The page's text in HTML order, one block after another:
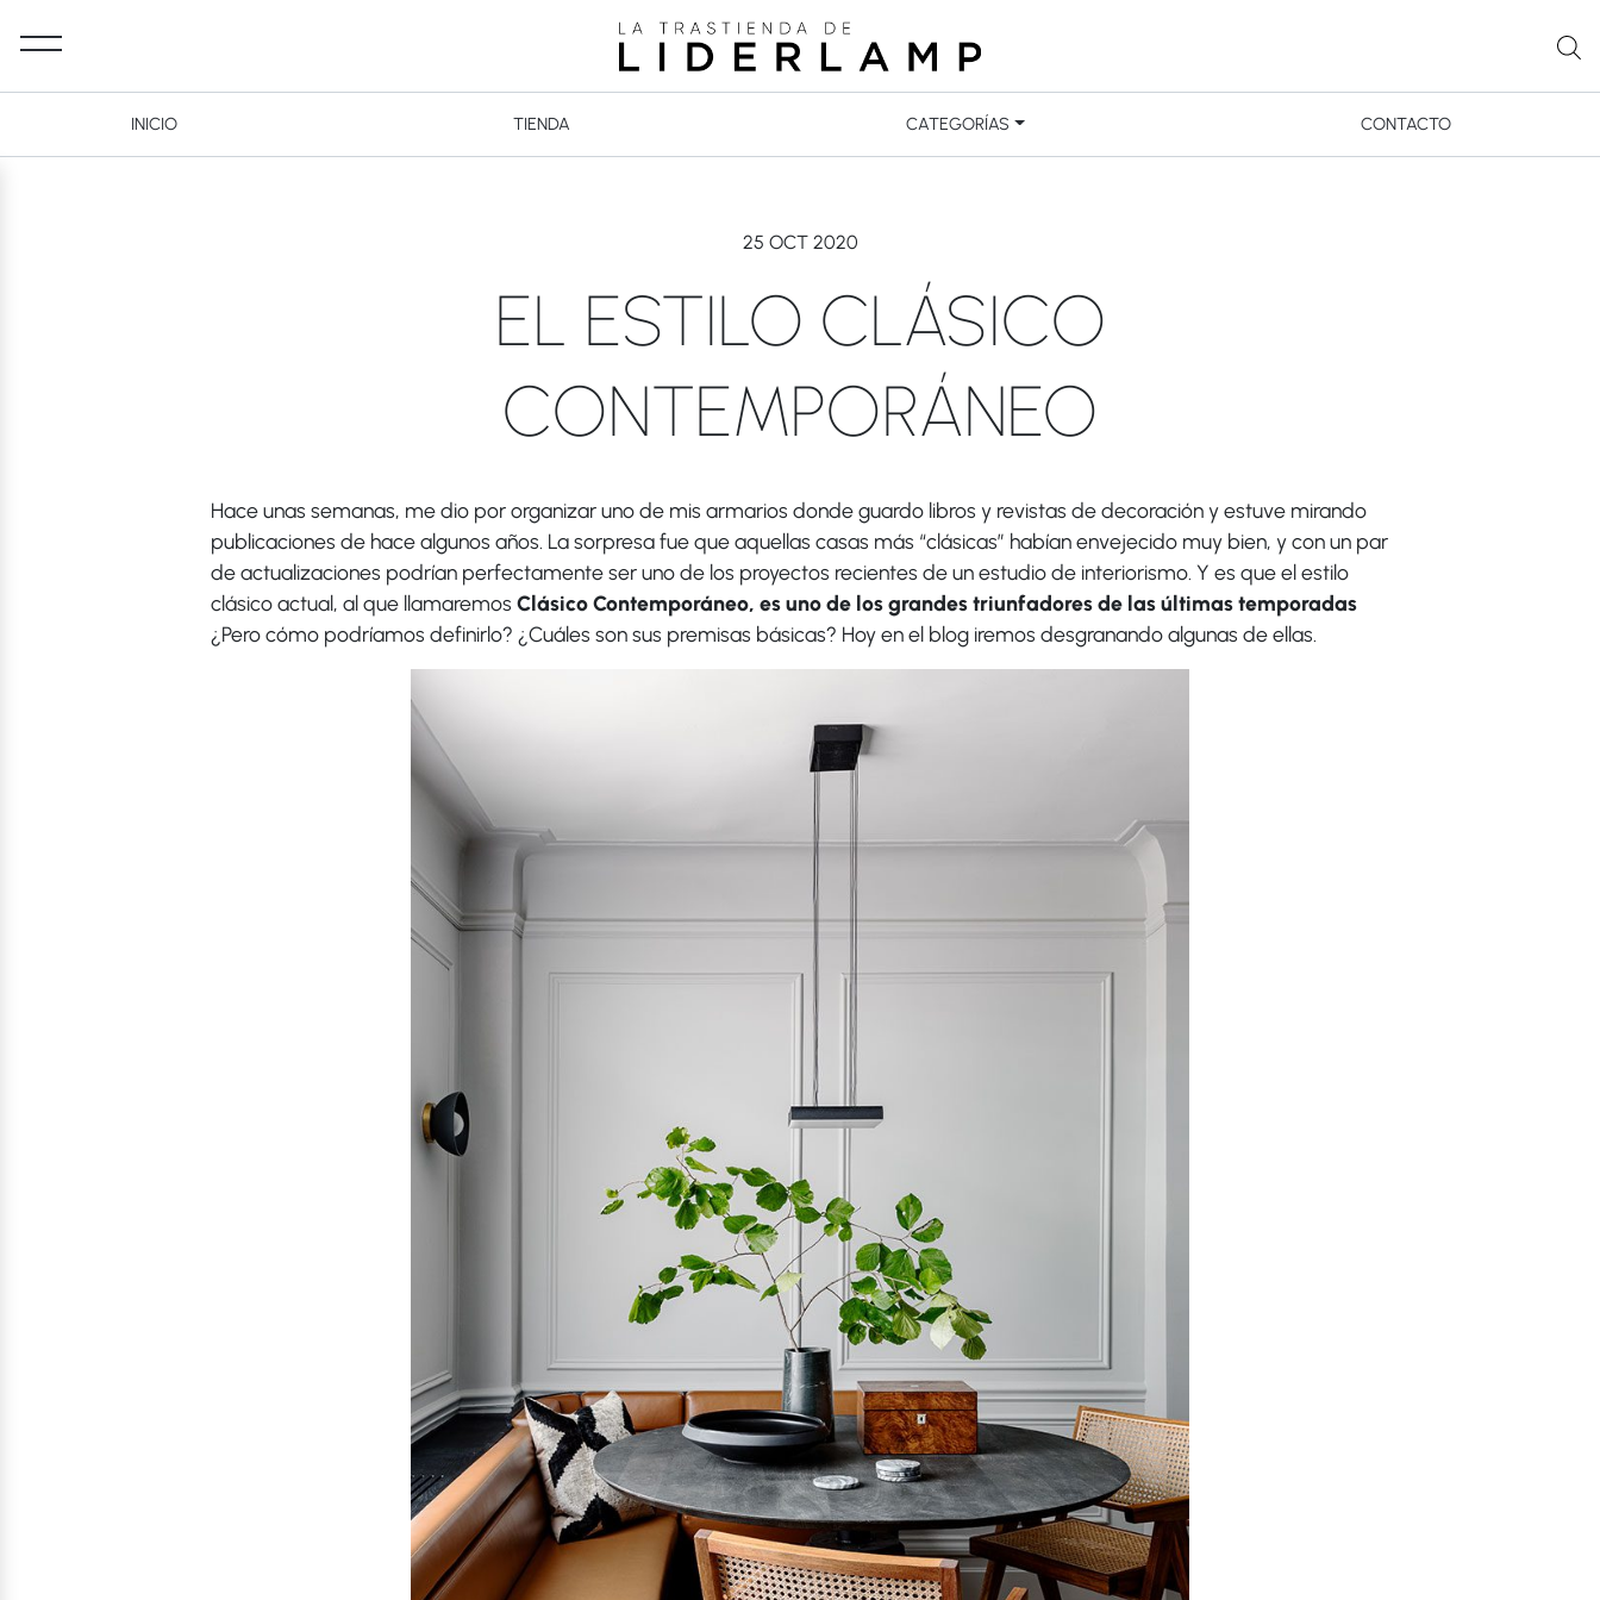
Desktop Navigation
INICIO TIENDA CATEGORÍAS CONTACTO
25 OCT 2020
EL ESTILO CLÁSICO
CONTEMPORÁNEO
Hace unas semanas, me dio por organizar uno de mis armarios donde guardo libros y revistas de decoración y estuve mirando
publicaciones de hace algunos años. La sorpresa fue que aquellas casas más “clásicas” habían envejecido muy bien, y con un par
de actualizaciones podrían perfectamente ser uno de los proyectos recientes de un estudio de interiorismo. Y es que el estilo
clásico actual, al que llamaremos Clásico Contemporáneo, es uno de los grandes triunfadores de las últimas temporadas
¿Pero cómo podríamos definirlo? ¿Cuáles son sus premisas básicas? Hoy en el blog iremos desgranando algunas de ellas.